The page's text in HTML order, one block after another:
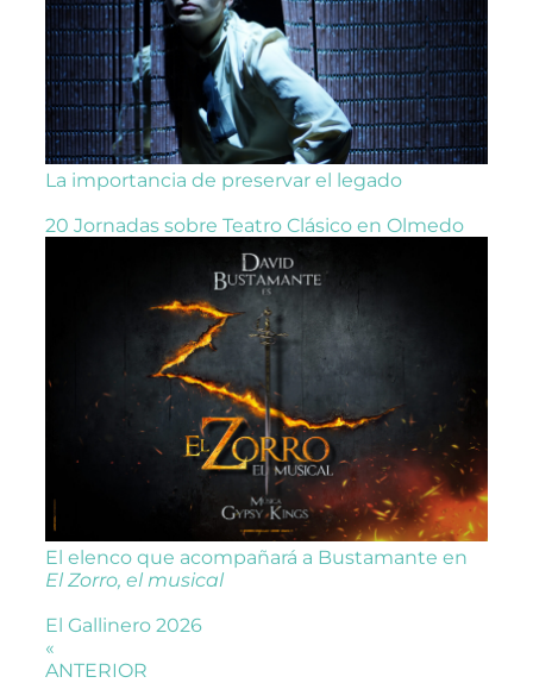
La importancia de preservar el legado
20 Jornadas sobre Teatro Clásico en Olmedo
El elenco que acompañará a Bustamante en
El Zorro, el musical
El Gallinero 2026
«
ANTERIOR